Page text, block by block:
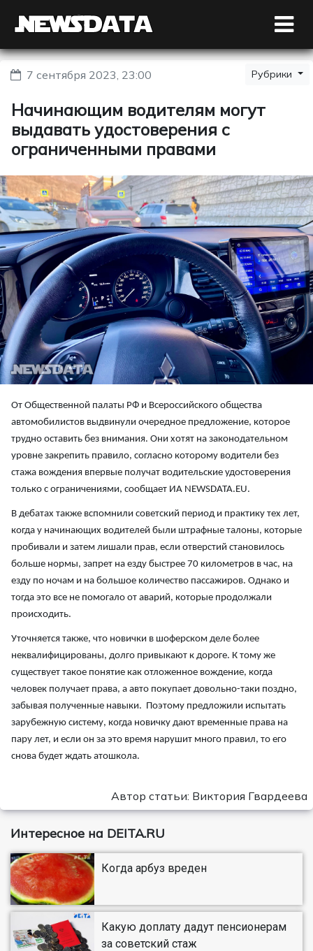
7 сентября 2023, 23:00 Рубрики
Начинающим водителям могут
выдавать удостоверения с
ограниченными правами
От Общественной палаты РФ и Всероссийского общества
автомобилистов выдвинули очередное предложение, которое
трудно оставить без внимания. Они хотят на законодательном
уровне закрепить правило, согласно которому водители без
стажа вождения впервые получат водительские удостоверения
только с ограничениями, сообщает ИА NEWSDATA.EU.
В дебатах также вспомнили советский период и практику тех лет,
когда у начинающих водителей были штрафные талоны, которые
пробивали и затем лишали прав, если отверстий становилось
больше нормы, запрет на езду быстрее 70 километров в час, на
езду по ночам и на большое количество пассажиров. Однако и
тогда это все не помогало от аварий, которые продолжали
происходить.
Уточняется также, что новички в шоферском деле более
неквалифицированы, долго привыкают к дороге. К тому же
существует такое понятие как отложенное вождение, когда
человек получает права, а авто покупает довольно-таки поздно,
забывая полученные навыки. Поэтому предложили испытать
зарубежную систему, когда новичку дают временные права на
пару лет, и если он за это время нарушит много правил, то его
снова будет ждать атошкола.
Автор статьи: Виктория Гвардеева
Интересное на DEITA.RU
Когда арбуз вреден
Какую доплату дадут пенсионерам
за советский стаж